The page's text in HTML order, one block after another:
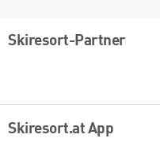
Skiresort-Partner
Skiresort.at App